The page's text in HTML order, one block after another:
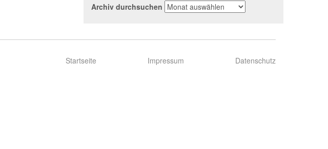
Archiv durchsuchen
Startseite Impressum Datenschutz